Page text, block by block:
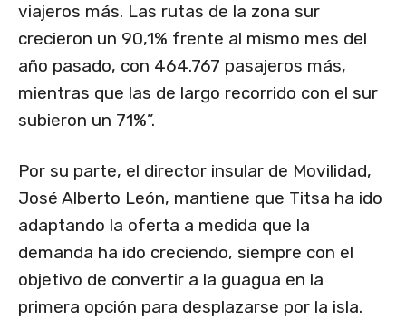
viajeros más. Las rutas de la zona sur
crecieron un 90,1% frente al mismo mes del
año pasado, con 464.767 pasajeros más,
mientras que las de largo recorrido con el sur
subieron un 71%”.
Por su parte, el director insular de Movilidad,
José Alberto León, mantiene que Titsa ha ido
adaptando la oferta a medida que la
demanda ha ido creciendo, siempre con el
objetivo de convertir a la guagua en la
primera opción para desplazarse por la isla.